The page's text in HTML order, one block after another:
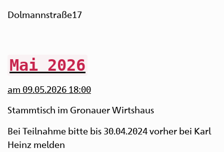
Dolmannstraße17
Mai 2026
am 09.05.2026 18:00
Stammtisch im Gronauer Wirtshaus
Bei Teilnahme bitte bis 30.04.2024 vorher bei Karl
Heinz melden